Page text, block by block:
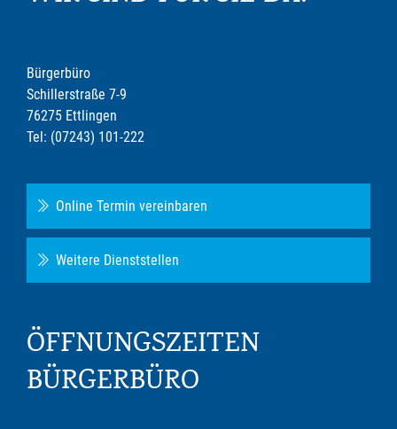
Bürgerbüro
Schillerstraße 7-9
76275 Ettlingen
Tel: (07243) 101-222
Online Termin vereinbaren
Weitere Dienststellen
ÖFFNUNGSZEITEN
BÜRGERBÜRO